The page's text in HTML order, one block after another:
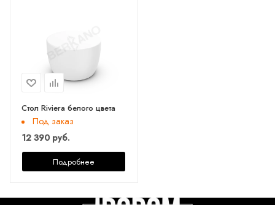
Стол Riviera белого цвета
Под заказ
12 390 руб.
Подробнее